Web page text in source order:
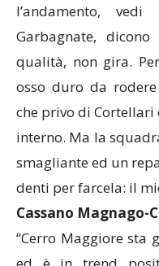
l’andamento,
Garbagnate,
qualità, non gira.
osso duro da
che privo di Cortellari
interno. Ma la
smagliante ed un
denti per farcela: il
Cassano Magnago-
“Cerro Maggiore sta